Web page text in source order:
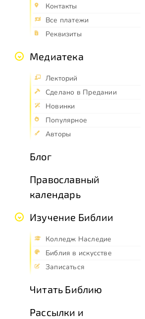
Контакты
Все платежи
Реквизиты
Медиатека
Лекторий
Сделано в Предании
Новинки
Популярное
Авторы
Блог
Православный
календарь
Изучение Библии
Колледж Наследие
Библия в искусстве
Записаться
Читать Библию
Рассылки и